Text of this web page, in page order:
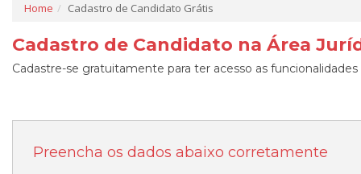
Home Cadastro de Candidato Grátis
Cadastro de Candidato na Área
Cadastre-se gratuitamente para ter acesso as
Preencha os dados abaixo corretamente